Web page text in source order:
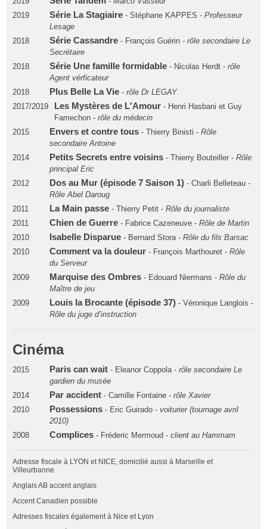
2019
Série La Stagiaire- Stéphane KAPPES - Professeur
Lesage
2018
Série Cassandre- François Guérin - rôle secondaire Le
Secrétaire
2018
Série Une famille formidable- Nicolas Herdt - rôle
Agent vérficateur
2018
Plus Belle La Vie- rôle Dr LEGAY
2017/2019
Les Mystères de L'Amour- Henri Hasbani et Guy
Famechon -rôle du médecin
2015
Envers et contre tous- Thierry Binisti - Rôle
secondaire Antoine
2014
Petits Secrets entre voisins- Thierry Bouteiller - Rôle
principal Eric
2012
Dos au Mur (épisode 7 Saison 1)- Charli Belleteau -
Rôle Abel Daroug
2011
La Main passe- Thierry Petit - Rôle du journaliste
2011
Chien de Guerre- Fabrice Cazeneuve - Rôle de Martin
2010
Isabelle Disparue- Bernard Stora - Rôle du fils Barsac
2010
Comment va la douleur- François Marthouret - Rôle
du Serveur
2009
Marquise des Ombres - Edouard Niermans - Rôle du
Maître de jeu
2009
Louis la Brocante (épisode 37) - Véronique Langlois -
Rôle du juge d’instruction
Cinéma
2015 Paris can wait- Eleanor Coppola - rôle secondaire Le
gardien du musée
2014
Par accident- Camille Fontaine - rôle Xavier
2010
Possessions- Eric Guirado - voiturier (tournage avril
2010)
2008
Complices - Fréderic Mermoud - client au Hammam
Adresse fiscale à LYON et NICE, domicilié aussi à Marseille et
Villeurbanne
Anglais AB accent anglais
Accent Canadien possible
Adresses fiscales également à Nice et Lyon